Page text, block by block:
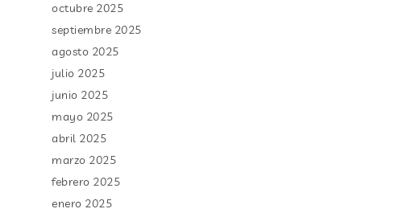
octubre 2025
septiembre 2025
agosto 2025
julio 2025
junio 2025
mayo 2025
abril 2025
marzo 2025
febrero 2025
enero 2025